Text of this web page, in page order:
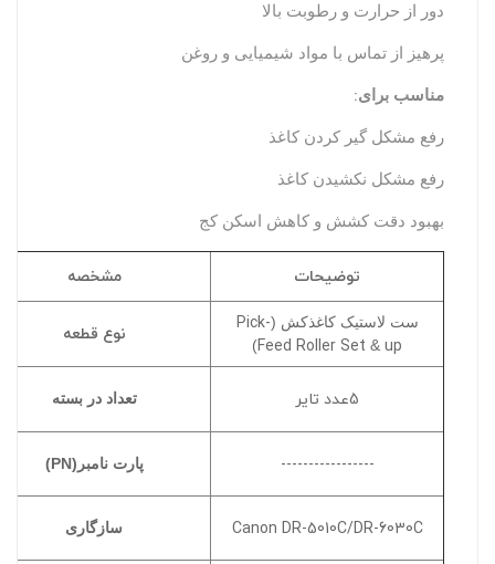
دور از حرارت و رطوبت بالا
پرهیز از تماس با مواد شیمیایی و روغن
مناسب برای:
رفع مشکل گیر کردن کاغذ
رفع مشکل نکشیدن کاغذ
بهبود دقت کشش و کاهش اسکن کج
توضیحات مشخصه
ست لاستیک کاغذکش (Pick-
up
&
Feed Roller Set
) نوع قطعه
5عدد تایر تعداد در بسته
----------------- پارت نامبر(PN)
Canon DR-5010C/DR-6030C سازگاری